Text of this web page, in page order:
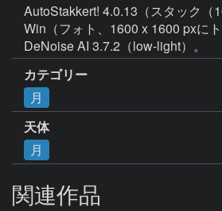
AutoStakkert! 4.0.13（スタック（
Win（フォト、1600 x 1600 pxにト
DeNoise AI 3.7.2（low-light）。
カテゴリー
月
天体
月
関連作品